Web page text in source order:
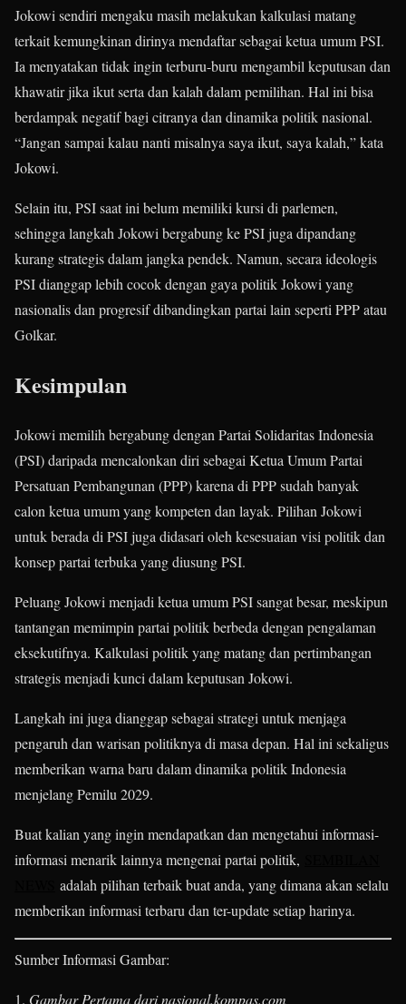
Jokowi sendiri mengaku masih melakukan kalkulasi matang
terkait kemungkinan dirinya mendaftar sebagai ketua umum PSI.
Ia menyatakan tidak ingin terburu-buru mengambil keputusan dan
khawatir jika ikut serta dan kalah dalam pemilihan. Hal ini bisa
berdampak negatif bagi citranya dan dinamika politik nasional.
“Jangan sampai kalau nanti misalnya saya ikut, saya kalah,” kata
Jokowi.
Selain itu, PSI saat ini belum memiliki kursi di parlemen,
sehingga langkah Jokowi bergabung ke PSI juga dipandang
kurang strategis dalam jangka pendek. Namun, secara ideologis
PSI dianggap lebih cocok dengan gaya politik Jokowi yang
nasionalis dan progresif dibandingkan partai lain seperti PPP atau
Golkar.
Kesimpulan
Jokowi memilih bergabung dengan Partai Solidaritas Indonesia
(PSI) daripada mencalonkan diri sebagai Ketua Umum Partai
Persatuan Pembangunan (PPP) karena di PPP sudah banyak
calon ketua umum yang kompeten dan layak. Pilihan Jokowi
untuk berada di PSI juga didasari oleh kesesuaian visi politik dan
konsep partai terbuka yang diusung PSI.
Peluang Jokowi menjadi ketua umum PSI sangat besar, meskipun
tantangan memimpin partai politik berbeda dengan pengalaman
eksekutifnya. Kalkulasi politik yang matang dan pertimbangan
strategis menjadi kunci dalam keputusan Jokowi.
Langkah ini juga dianggap sebagai strategi untuk menjaga
pengaruh dan warisan politiknya di masa depan. Hal ini sekaligus
memberikan warna baru dalam dinamika politik Indonesia
menjelang Pemilu 2029.
Buat kalian yang ingin mendapatkan dan mengetahui informasi-
informasi menarik lainnya mengenai partai politik,
adalah pilihan terbaik buat anda, yang dimana akan selalu
memberikan informasi terbaru dan ter-update setiap harinya.
Sumber Informasi Gambar:
Gambar Pertama dari nasional.kompas.com